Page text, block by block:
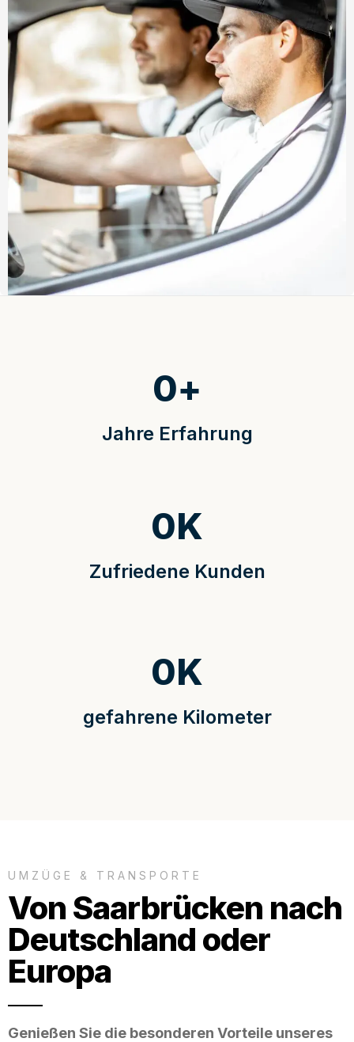
Jahre Erfahrung
0+
Zufriedene Kunden
0K
gefahrene Kilometer
0K
UMZÜGE & TRANSPORTE
Von Saarbrücken nach
Deutschland oder
Europa
Genießen Sie die besonderen Vorteile unseres